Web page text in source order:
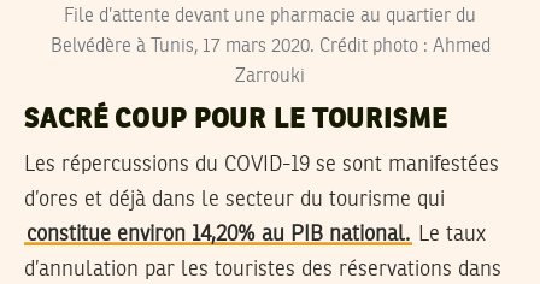
File d’attente devant une pharmacie au quartier du
Belvédère à Tunis, 17 mars 2020. Crédit photo : Ahmed
Zarrouki
SACRÉ COUP POUR LE TOURISME
Les répercussions du COVID-19 se sont manifestées
d’ores et déjà dans le secteur du tourisme qui
constitue environ 14,20% au PIB national. Le taux
d’annulation par les touristes des réservations dans